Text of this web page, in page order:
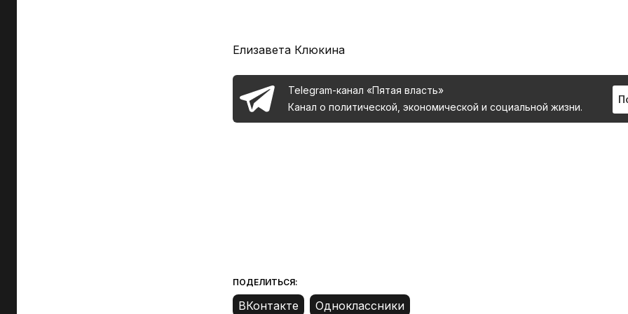
Елизавета Клюкина
Telegram-канал «Пятая власть»
Канал о политической, экономической и социальной жизни.
ПОДЕЛИТЬСЯ: